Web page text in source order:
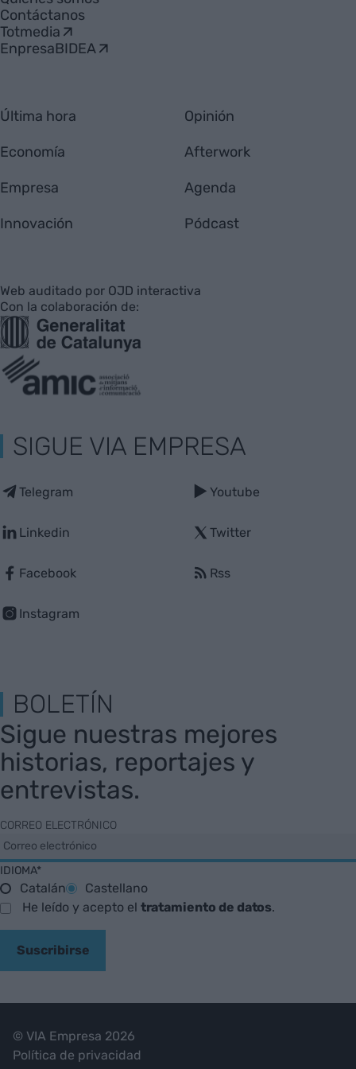
Contáctanos
Totmedia
EnpresaBIDEA
Última hora
Economía
Empresa
Innovación
Opinión
Afterwork
Agenda
Pódcast
Web auditado por OJD interactiva
Con la colaboración de:
SIGUE VIA EMPRESA
Telegram
Linkedin
Facebook
Instagram
Youtube
Twitter
Rss
BOLETÍN
Sigue nuestras mejores
historias, reportajes y
entrevistas.
CORREO ELECTRÓNICO
IDIOMA*
Catalán
Castellano
He leído y acepto el tratamiento de datos.
Suscribirse
© VIA Empresa 2026
Política de privacidad